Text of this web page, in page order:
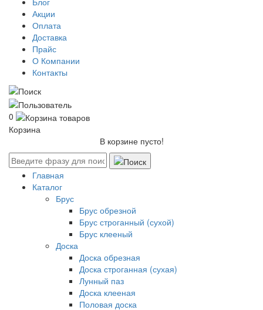
Акции
Оплата
Доставка
Прайс
О Компании
Контакты
0
Корзина
В корзине пусто!
Главная
Каталог
Брус
Брус обрезной
Брус строганный (сухой)
Брус клееный
Доска
Доска обрезная
Доска строганная (сухая)
Лунный паз
Доска клееная
Половая доска